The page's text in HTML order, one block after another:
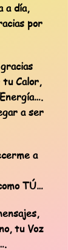
a día,
por
Calor,
a ser
a
TÚ…
tu Voz